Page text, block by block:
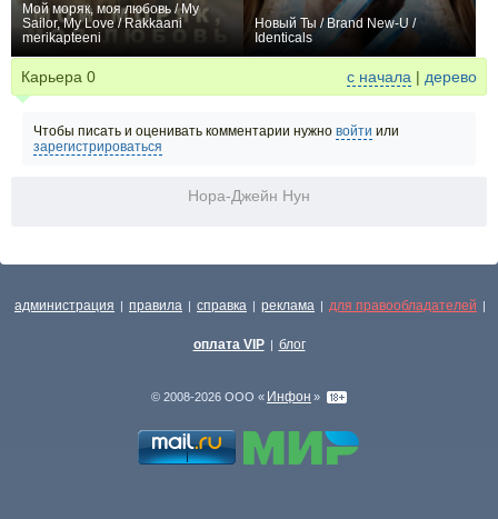
Мой моряк, моя любовь / My
Sailor, My Love / Rakkaani
merikapteeni
Новый Ты / Brand New-U /
Identicals
Карьера 0 с начала | дерево
Чтобы писать и оценивать комментарии нужно войти или
зарегистрироваться
Нора-Джейн Нун
администрация | правила | справка | реклама | для правообладателей |
оплата VIP | блог
© 2008-2026 ООО « Инфон »